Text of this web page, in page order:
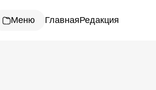
Меню ГлавнаяРедакция